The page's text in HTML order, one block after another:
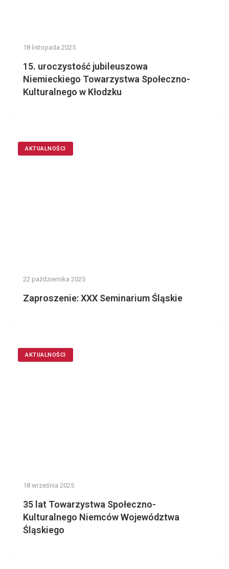
18 listopada 2025
15. uroczystość jubileuszowa
Niemieckiego Towarzystwa Społeczno-
Kulturalnego w Kłodzku
AKTUALNOŚCI
22 października 2025
Zaproszenie: XXX Seminarium Śląskie
AKTUALNOŚCI
18 września 2025
35 lat Towarzystwa Społeczno-
Kulturalnego Niemców Województwa
Śląskiego